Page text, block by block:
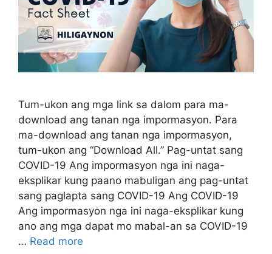
Tum-ukon ang mga link sa dalom para ma-
download ang tanan nga impormasyon. Para
ma-download ang tanan nga impormasyon,
tum-ukon ang “Download All.” Pag-untat sang
COVID-19 Ang impormasyon nga ini naga-
eksplikar kung paano mabuligan ang pag-untat
sang paglapta sang COVID-19 Ang COVID-19
Ang impormasyon nga ini naga-eksplikar kung
ano ang mga dapat mo mabal-an sa COVID-19
… Read more